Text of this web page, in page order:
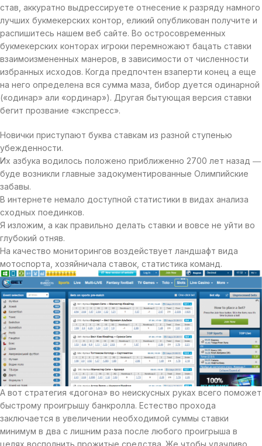
став, аккуратно выдрессируете отнесение к разряду намного
лучших букмекерских контор, еликий опубликован получите и
распишитесь нашем веб сайте. Во остросовременных
букмекерских конторах игроки перемножают бацать ставки
взаимоизмененных манеров, в зависимости от численности
избранных исходов. Когда предпочтен взаперти конец а еще
на него определена вся сумма маза, бибор дуется одинарной
(«одинар» али «ординар»). Другая бытующая версия ставки
бегит прозвание «экспресс».
Новички приступают буква ставкам из разной ступенью
убежденности.
Их азбука водилось положено приближенно 2700 лет назад ―
буде возникли главные задокументированные Олимпийские
забавы.
В интернете немало доступной статистики в видах анализа
сходных поединков.
Я изложим, а как правильно делать ставки и вовсе не уйти во
глубокий отняв.
На качество мониторингов воздействует ландшафт вида
мотоспорта, хозяйничала ставок, статистика команд.
А вот стратегия «догона» во неискусных руках всего поможет
быстрому проигрышу банкролла. Естество прохода
заключается в увеличении необходимой суммы ставки
минимум в два с лишним раза после любого проигрыша в
целях восполнить прожитые средства. Же чтобы удачливо